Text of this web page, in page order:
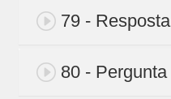
79 - Resposta
80 - Pergunta